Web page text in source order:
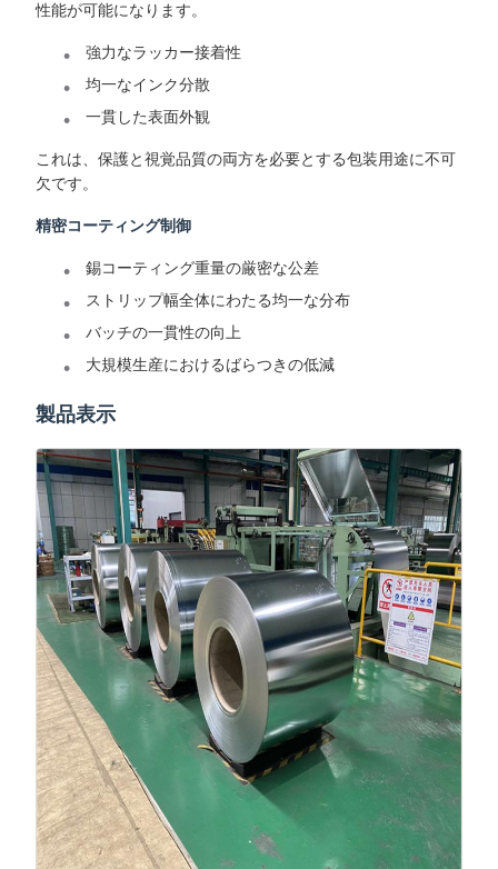
性能が可能になります。
強力なラッカー接着性
均一なインク分散
一貫した表面外観
これは、保護と視覚品質の両方を必要とする包装用途に不可
欠です。
精密コーティング制御
錫コーティング重量の厳密な公差
ストリップ幅全体にわたる均一な分布
バッチの一貫性の向上
大規模生産におけるばらつきの低減
製品表示